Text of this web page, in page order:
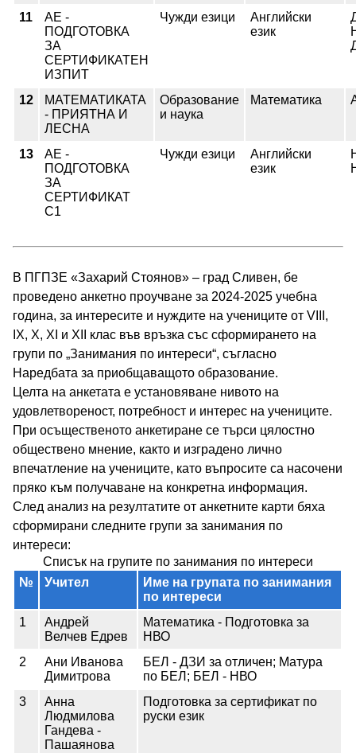
11
АЕ -
ПОДГОТОВКА
ЗА
СЕРТИФИКАТЕН
ИЗПИТ
Чужди езици
Английски
език
12
МАТЕМАТИКАТА
- ПРИЯТНА И
ЛЕСНА
Образование
и наука
Математика
13
АЕ -
ПОДГОТОВКА
ЗА
СЕРТИФИКАТ
С1
Чужди езици
Английски
език
В ПГПЗЕ «Захарий Стоянов» – град Сливен, бе
проведено анкетно проучване за 2024-2025 учебна
година, за интересите и нуждите на учениците от VIII,
IX, X, XI и XII клас във връзка със сформирането на
групи по „Занимания по интереси“, съгласно
Наредбата за приобщаващото образование.
Целта на анкетата е установяване нивото на
удовлетвореност, потребност и интерес на учениците.
При осъщественото анкетиране се търси цялостно
обществено мнение, както и изградено лично
впечатление на учениците, като въпросите са насочени
пряко към получаване на конкретна информация.
След анализ на резултатите от анкетните карти бяха
сформирани следните групи за занимания по
интереси:
Списък на групите по занимания по интереси
№
Учител
Име на групата по занимания
по интереси
1
Андрей
Велчев Едрев
Математика - Подготовка за
НВО
2
Ани Иванова
Димитрова
БЕЛ - ДЗИ за отличен; Матура
по БЕЛ; БЕЛ - НВО
3
Анна
Людмилова
Гандева -
Пашаянова
Подготовка за сертификат по
руски език